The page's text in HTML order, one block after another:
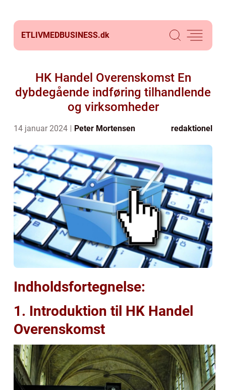
ETLIVMEDBUSINESS.dk
HK Handel Overenskomst En
dybdegående indføring tilhandlende
og virksomheder
14 januar 2024 Peter Mortensen redaktionel
Indholdsfortegnelse:
1. Introduktion til HK Handel
Overenskomst